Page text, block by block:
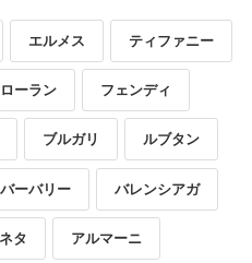
エルメス ティファニー
ーラン フェンディ
ブルガリ ルブタン
バーバリー バレンシアガ
タ アルマーニ